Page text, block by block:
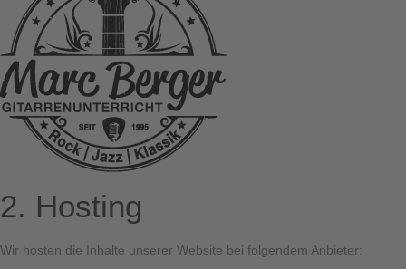
2. Hosting
Wir hosten die Inhalte unserer Website bei folgendem Anbieter: